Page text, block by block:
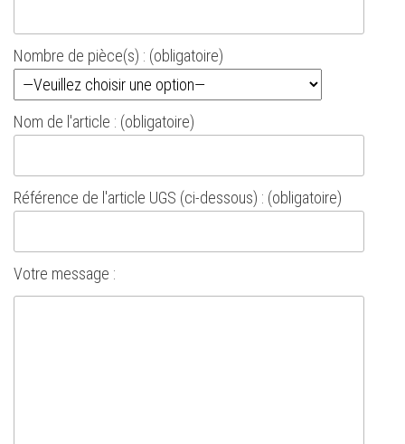
Nombre de pièce(s) : (obligatoire)
Nom de l'article : (obligatoire)
Référence de l'article UGS (ci-dessous) : (obligatoire)
Votre message :